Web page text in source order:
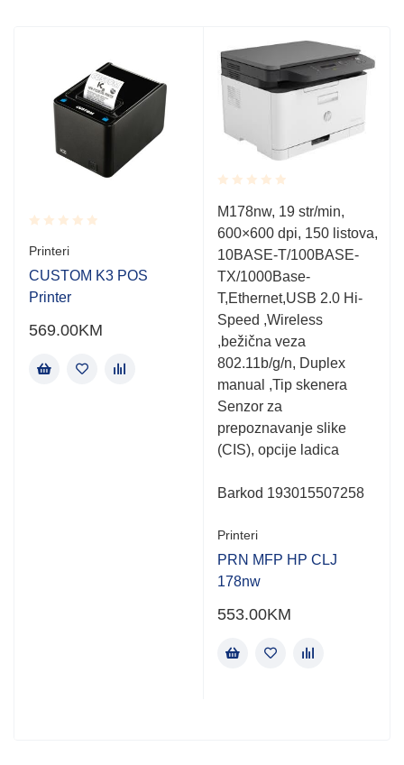
Rated
0.001
out
of
5
Printeri
CUSTOM K3 POS
Printer
569.00KM
Rated
0.001
out
of
5
M178nw, 19 str/min,
600×600 dpi, 150 listova,
10BASE-T/100BASE-
TX/1000Base-
T,Ethernet,USB 2.0 Hi-
Speed ,Wireless
,bežična veza
802.11b/g/n, Duplex
manual ,Tip skenera
Senzor za
prepoznavanje slike
(CIS), opcije ladica
Barkod 193015507258
Printeri
PRN MFP HP CLJ
178nw
553.00KM